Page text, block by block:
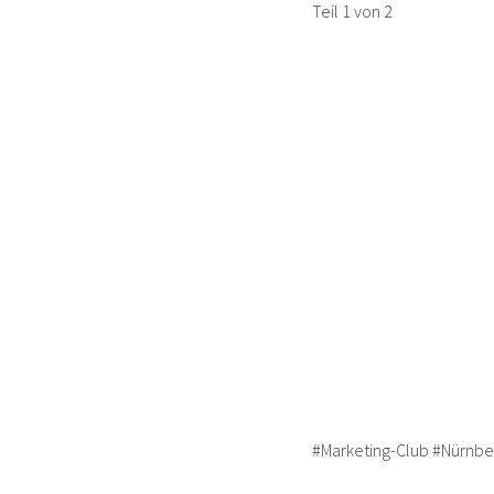
Teil 1 von 2
#Marketing-Club